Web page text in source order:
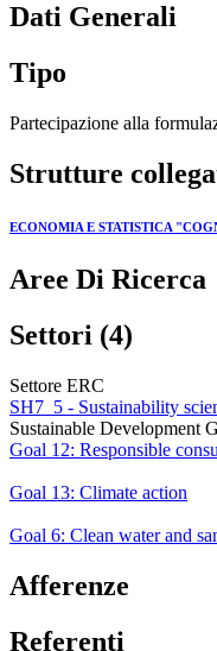
Dati Generali
Tipo
Partecipazione alla
Strutture
ECONOMIA E STATISTICA
Aree Di Ricerca
Settori (4)
Settore ERC
SH7_5 - Sustainability
Sustainable Development
Goal 12: Responsible
Goal 13: Climate action
Goal 6: Clean water and
Afferenze
Referenti